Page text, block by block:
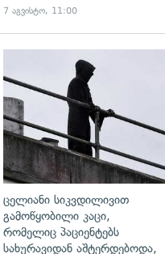
7 აგვისტო, 11:00
ცელიანი სიკვდილივით
გამოწყობილი კაცი,
რომელიც პაციენტებს
სახურავიდან აშტერდებოდა,